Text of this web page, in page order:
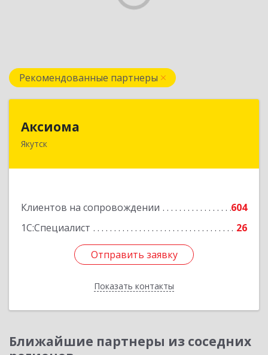
Рекомендованные партнеры
Аксиома
Якутск
Клиентов на сопровождении
604
1С:Специалист
26
Отправить заявку
Показать контакты
677000, Саха /Якутия/ Респ, Якутск г, Чиряева
Отправить заявку
Назад
Ближайшие партнеры из соседних